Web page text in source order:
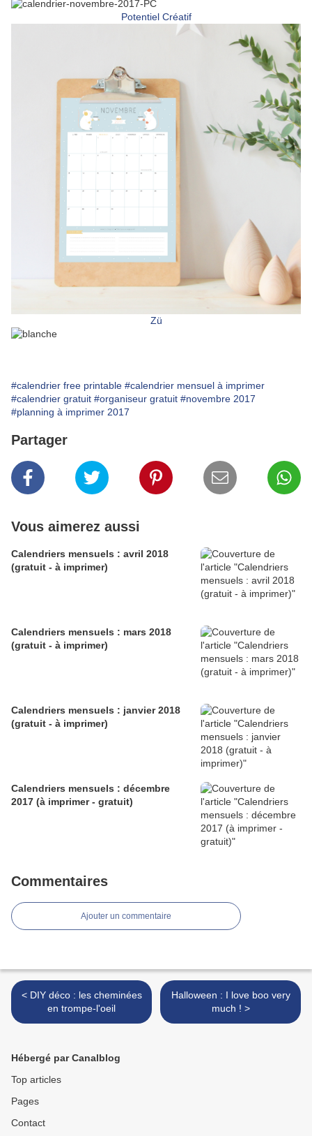
Potentiel Créatif
Zü
#calendrier free printable #calendrier mensuel à imprimer
#calendrier gratuit #organiseur gratuit #novembre 2017
#planning à imprimer 2017
Partager
Vous aimerez aussi
Calendriers mensuels : avril 2018
(gratuit - à imprimer)
Calendriers mensuels : mars 2018
(gratuit - à imprimer)
Calendriers mensuels : janvier 2018
(gratuit - à imprimer)
Calendriers mensuels : décembre
2017 (à imprimer - gratuit)
Commentaires
Ajouter un commentaire
< DIY déco : les cheminées
en trompe-l'oeil
Halloween : I love boo very
much ! >
Hébergé par Canalblog
Top articles
Pages
Contact